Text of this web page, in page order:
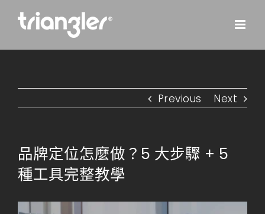
Previous Next
品牌定位怎麼做？5 大步驟 + 5
種工具完整教學
View